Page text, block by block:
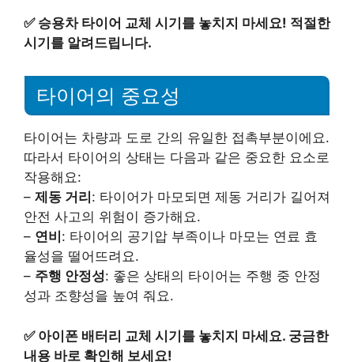
✅ 승용차 타이어 교체 시기를 놓치지 마세요! 적절한
시기를 알려드립니다.
타이어의 중요성
타이어는 차량과 도로 간의 유일한 접촉부분이에요.
따라서 타이어의 상태는 다음과 같은 중요한 요소로
작용해요:
– 제동 거리 : 타이어가 마모되면 제동 거리가 길어져
안전 사고의 위험이 증가해요.
– 연비 : 타이어의 공기압 부족이나 마모는 연료 효
율성을 떨어뜨려요.
– 주행 안정성: 좋은 상태의 타이어는 주행 중 안정
성과 조향성을 높여 줘요.
✅ 아이폰 배터리 교체 시기를 놓치지 마세요. 궁금한
내용 바로 확인해 보세요!